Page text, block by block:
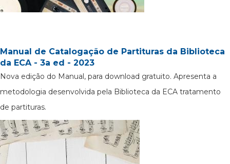
Manual de Catalogação de Partituras da Biblioteca
da ECA - 3a ed - 2023
Nova edição do Manual, para download gratuito. Apresenta a
metodologia desenvolvida pela Biblioteca da ECA tratamento
de partituras.